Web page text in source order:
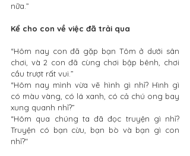
nữa.”
Kể cho con về việc đã trải qua
“Hôm nay con đã gặp bạn Tôm ở dưới sân
chơi, và 2 con đã cùng chơi bập bênh, chơi
cầu trượt rất vui.”
“Hôm nay mình vừa vẽ hình gì nhỉ? Hình gì
có màu vàng, có lá xanh, có cả chú ong bay
xung quanh nhỉ?”
“Hôm qua chúng ta đã đọc truyện gì nhỉ?
Truyện có bạn cừu, bạn bò và bạn gì con
nhỉ?"